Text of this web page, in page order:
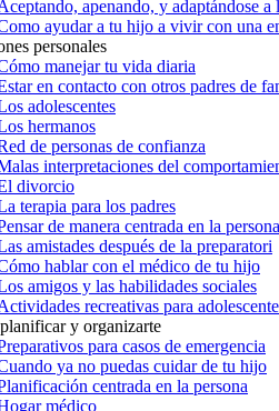
apenando, y adaptándose a
ayudar a tu hijo a vivir con una
personales
manejar tu vida diaria
en contacto con otros padres de
adolescentes
hermanos
de personas de confianza
interpretaciones del
divorcio
terapia para los padres
de manera centrada en la persona
amistades después de la preparatori
hablar con el médico de tu hijo
amigos y las habilidades sociales
recreativas para
y organizarte
para casos de emergencia
ya no puedas cuidar de tu hijo
centrada en la persona
médico